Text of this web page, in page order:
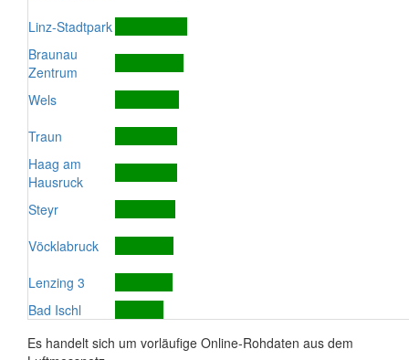
Linz-Stadtpark
Braunau
Zentrum
Wels
Traun
Haag am
Hausruck
Steyr
Vöcklabruck
Lenzing 3
Bad Ischl
Es handelt sich um vorläufige Online-Rohdaten aus dem